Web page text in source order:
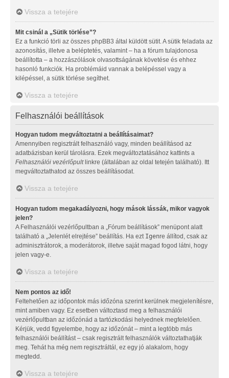
Vissza a tetejére
Mit csinál a „Sütik törlése”?
Ez a funkció törli az összes phpBB3 által küldött sütit. A sütik feladata az
azonosítás, illetve a beléptetés, valamint – ha a fórum tulajdonosa
beállította – a hozzászólások olvasottságának követése és ehhez
hasonló funkciók. Ha problémáid vannak a belépéssel vagy a
kilépéssel, a sütik törlése segíthet.
Vissza a tetejére
Felhasználói beállítások
Hogyan tudom megváltoztatni a beállításaimat?
Amennyiben regisztrált felhasználó vagy, minden beállításod az
adatbázisban kerül tárolásra. Ezek megváltoztatásához kattints a
Felhasználói vezérlőpultlinkre (általában az oldal tetején található). Itt
megváltoztathatod az összes beállításodat.
Vissza a tetejére
Hogyan tudom megakadályozni, hogy mások lássák, mikor vagyok
jelen?
A Felhasználói vezérlőpultban a „Fórum beállítások” menüpont alatt
található a „Jelenlét elrejtése” beállítás. Ha ezt Igenre állítod, csak az
adminisztrátorok, a moderátorok, illetve saját magad fogod látni, hogy
jelen vagy-e.
Vissza a tetejére
Nem pontos az idő!
Feltehetően az időpontok más időzóna szerint kerülnek megjelenítésre,
mint amiben vagy. Ez esetben változtasd meg a felhasználói
vezérlőpultban az időzónád a tartózkodási helyednek megfelelően.
Kérjük, vedd figyelembe, hogy az időzónát – mint a legtöbb más
felhasználói beállítást – csak regisztrált felhasználók változtathatják
meg. Tehát ha még nem regisztráltál, ez egy jó alakalom, hogy
megtedd.
Vissza a tetejére